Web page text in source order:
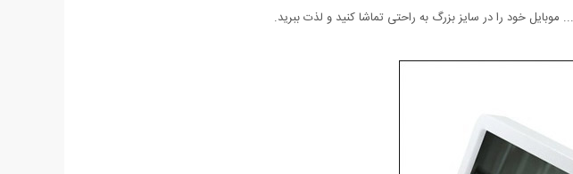
موبایل خود را در سایز بزرگ به راحتی تماشا کنید و لذت ببرید.